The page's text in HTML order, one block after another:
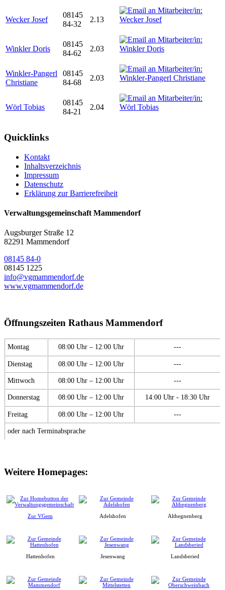
Wecker Josef
08145
84-32
2.13
Winkler Doris
08145
84-62
2.03
Winkler-Pangerl
Christiane
08145
84-68
2.03
Wörl Tobias
08145
84-21
2.04
Quicklinks
Kontakt
Inhaltsverzeichnis
Impressum
Datenschutz
Erklärung zur Barrierefreiheit
Verwaltungsgemeinschaft Mammendorf
Augsburger Straße 12
82291 Mammendorf
08145 84-0
08145 1225
info@vgmammendorf.de
www.vgmammendorf.de
Öffnungszeiten Rathaus Mammendorf
Montag 08:00 Uhr – 12:00 Uhr ---
Dienstag 08:00 Uhr – 12:00 Uhr ---
Mittwoch 08:00 Uhr – 12:00 Uhr ---
Donnerstag 08:00 Uhr – 12:00 Uhr 14:00 Uhr - 18:30 Uhr
Freitag 08:00 Uhr – 12:00 Uhr ---
oder nach Terminabsprache
Weitere Homepages:
Zur VGem Adelshofen Althegnenberg
Hattenhofen Jesenwang Landsberied